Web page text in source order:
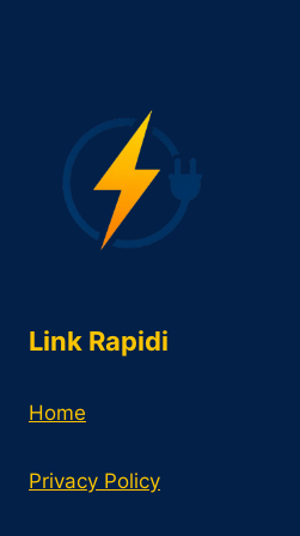
Link Rapidi
Home
Privacy Policy